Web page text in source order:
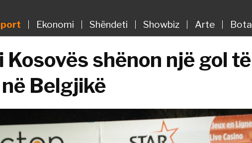
Ekonomi Shëndeti Showbiz Arte Bota
shënon një gol të
në Belgjikë